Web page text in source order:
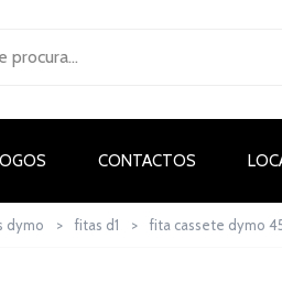
CONTACTOS
dymo > fitas d1 > fita cassete dymo